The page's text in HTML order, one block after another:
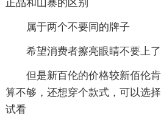
正品和山寨的区别
属于两个不要同的牌子
希望消费者擦亮眼睛不要上
但是新百伦的价格较新佰伦
算不够，还想穿个款式，可以选
试看